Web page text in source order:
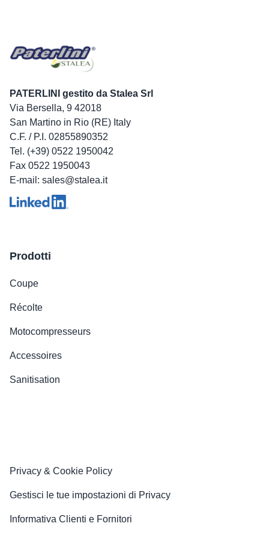
PATERLINI gestito da Stalea Srl
Via Bersella, 9 42018
San Martino in Rio (RE) Italy
C.F. / P.I. 02855890352
Tel. (+39) 0522 1950042
Fax 0522 1950043
E-mail: sales@stalea.it
Prodotti
Coupe
Récolte
Motocompresseurs
Accessoires
Sanitisation
Privacy & Cookie Policy
Gestisci le tue impostazioni di Privacy
Informativa Clienti e Fornitori